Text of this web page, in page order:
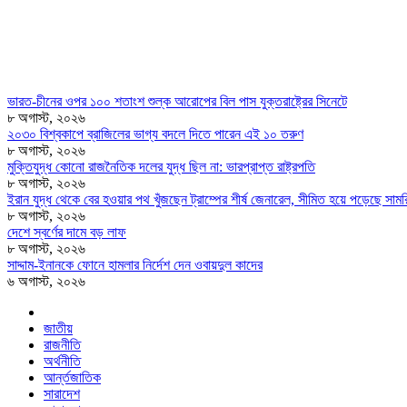
ভারত-চীনের ওপর ১০০ শতাংশ শুল্ক আরোপের বিল পাস যুক্তরাষ্ট্রের সিনেটে
৮ অগাস্ট, ২০২৬
২০৩০ বিশ্বকাপে ব্রাজিলের ভাগ্য বদলে দিতে পারেন এই ১০ তরুণ
৮ অগাস্ট, ২০২৬
মুক্তিযুদ্ধ কোনো রাজনৈতিক দলের যুদ্ধ ছিল না: ভারপ্রাপ্ত রাষ্ট্রপতি
৮ অগাস্ট, ২০২৬
ইরান যুদ্ধ থেকে বের হওয়ার পথ খুঁজছেন ট্রাম্পের শীর্ষ জেনারেল, সীমিত হয়ে পড়েছে
৮ অগাস্ট, ২০২৬
দেশে স্বর্ণের দামে বড় লাফ
৮ অগাস্ট, ২০২৬
সাদ্দাম-ইনানকে ফোনে হামলার নির্দেশ দেন ওবায়দুল কাদের
৬ অগাস্ট, ২০২৬
জাতীয়
রাজনীতি
অর্থনীতি
আর্ন্তজাতিক
সারাদেশ